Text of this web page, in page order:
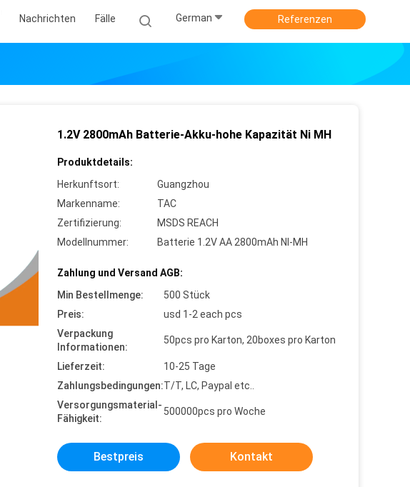
Nachrichten Fälle German Referenzen
1.2V 2800mAh Batterie-Akku-hohe Kapazität Ni MH
Produktdetails:
Herkunftsort:
Guangzhou
Markenname:
TAC
Zertifizierung:
MSDS REACH
Modellnummer:
Batterie 1.2V AA 2800mAh NI-MH
Zahlung und Versand AGB:
Min Bestellmenge:
500 Stück
Preis:
usd 1-2 each pcs
Verpackung
Informationen:
50pcs pro Karton, 20boxes pro Karton
Lieferzeit:
10-25 Tage
Zahlungsbedingungen:T/T, LC, Paypal etc..
Versorgungsmaterial-
Fähigkeit:
500000pcs pro Woche
Bestpreis Kontakt